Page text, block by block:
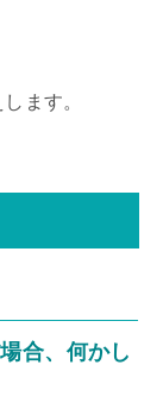
ます。
合、何かし